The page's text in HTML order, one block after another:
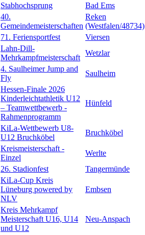
Stabhochsprung
Bad Ems
40.
Gemeindemeisterschaften
Reken
(Westfalen/48734)
71. Feriensportfest
Viersen
Lahn-Dill-
Mehrkampfmeisterschaft
Wetzlar
4. Saulheimer Jump and
Fly
Saulheim
Hessen-Finale 2026
Kinderleichtathletik U12
– Teamwettbewerb -
Rahmenprogramm
Hünfeld
KiLa-Wettbewerb U8-
U12 Bruchköbel
Bruchköbel
Kreismeisterschaft -
Einzel
Werlte
26. Stadionfest Tangermünde
KiLa-Cup Kreis
Lüneburg powered by
NLV
Embsen
Kreis Mehrkampf
Meisterschaft U16, U14
und U12
Neu-Anspach